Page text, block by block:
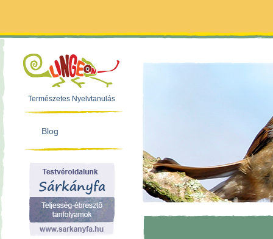
Természetes Nyelvtanulás
Blog